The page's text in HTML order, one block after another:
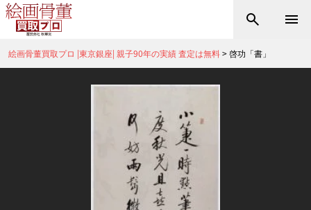
絵画骨董買取プロ |東京銀座| 親子90年の実績 査定は無料>啓功「書」